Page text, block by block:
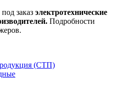
заказ электротехнические
Подробности
(СТП)